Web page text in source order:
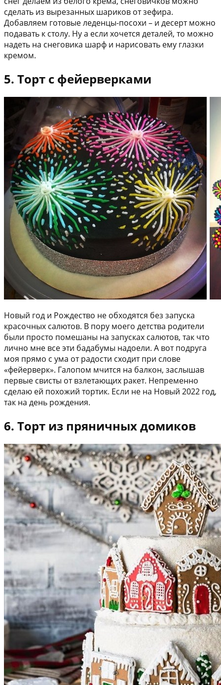
сделать из вырезанных шариков от зефира.
Добавляем готовые леденцы-посохи – и десерт можно
подавать к столу. Ну а если хочется деталей, то можно
надеть на снеговика шарф и нарисовать ему глазки
кремом.
5. Торт с фейерверками
Новый год и Рождество не обходятся без запуска
красочных салютов. В пору моего детства родители
были просто помешаны на запусках салютов, так что
лично мне все эти бадабумы надоели. А вот подруга
моя прямо с ума от радости сходит при слове
«фейерверк». Галопом мчится на балкон, заслышав
первые свисты от взлетающих ракет. Непременно
сделаю ей похожий тортик. Если не на Новый 2022 год,
так на день рождения.
6. Торт из пряничных домиков